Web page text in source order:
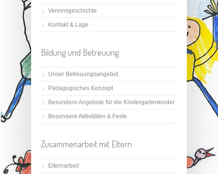
Vereinsgeschichte
Kontakt & Lage
Bildung und Betreuung
Unser Betreuungsangebot
Pädagogisches Konzept
Besondere Angebote für die Kindergartenkinder
Besondere Aktivitäten & Feste
Zusammenarbeit mit Eltern
Elternarbeit